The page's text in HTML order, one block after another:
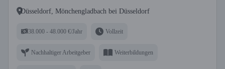
Düsseldorf, Mönchengladbach bei Düsseldorf
38.000 - 48.000 €/Jahr Vollzeit
Nachhaltiger Arbeitgeber Weiterbildungen